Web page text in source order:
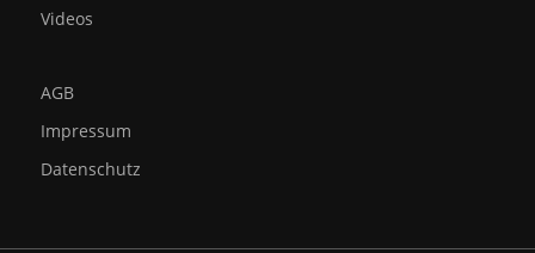
Videos
AGB
Impressum
Datenschutz